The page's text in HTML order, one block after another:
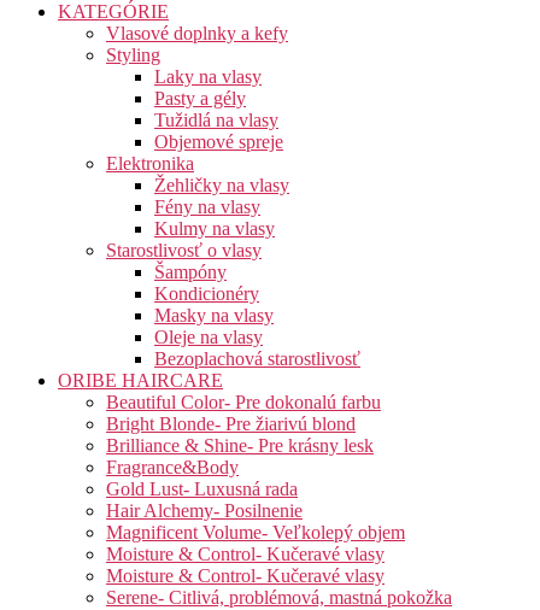
KATEGÓRIE
Vlasové doplnky a kefy
Styling
Laky na vlasy
Pasty a gély
Tužidlá na vlasy
Objemové spreje
Elektronika
Žehličky na vlasy
Fény na vlasy
Kulmy na vlasy
Starostlivosť o vlasy
Šampóny
Kondicionéry
Masky na vlasy
Oleje na vlasy
Bezoplachová starostlivosť
ORIBE HAIRCARE
Beautiful Color- Pre dokonalú farbu
Bright Blonde- Pre žiarivú blond
Brilliance & Shine- Pre krásny lesk
Fragrance&Body
Gold Lust- Luxusná rada
Hair Alchemy- Posilnenie
Magnificent Volume- Veľkolepý objem
Moisture & Control- Kučeravé vlasy
Moisture & Control- Kučeravé vlasy
Serene- Citlivá, problémová, mastná pokožka